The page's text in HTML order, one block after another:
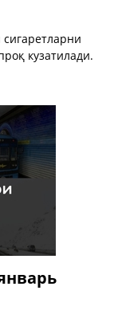
кузатилади.